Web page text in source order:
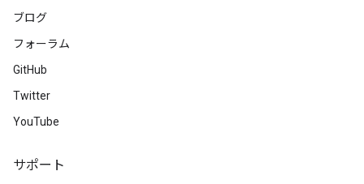
ブログ
フォーラム
GitHub
Twitter
YouTube
サポート